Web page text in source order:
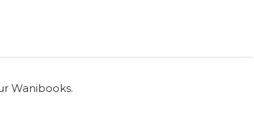
Wanibooks.